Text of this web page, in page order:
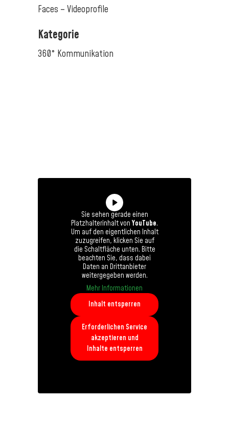
Faces – Videoprofile
Kategorie
360° Kommunikation
Sie sehen gerade einen
Platzhalterinhalt von YouTube.
Um auf den eigentlichen Inhalt
zuzugreifen, klicken Sie auf
die Schaltfläche unten. Bitte
beachten Sie, dass dabei
Daten an Drittanbieter
weitergegeben werden.
Mehr Informationen
Inhalt entsperren
Erforderlichen Service
akzeptieren und
Inhalte entsperren